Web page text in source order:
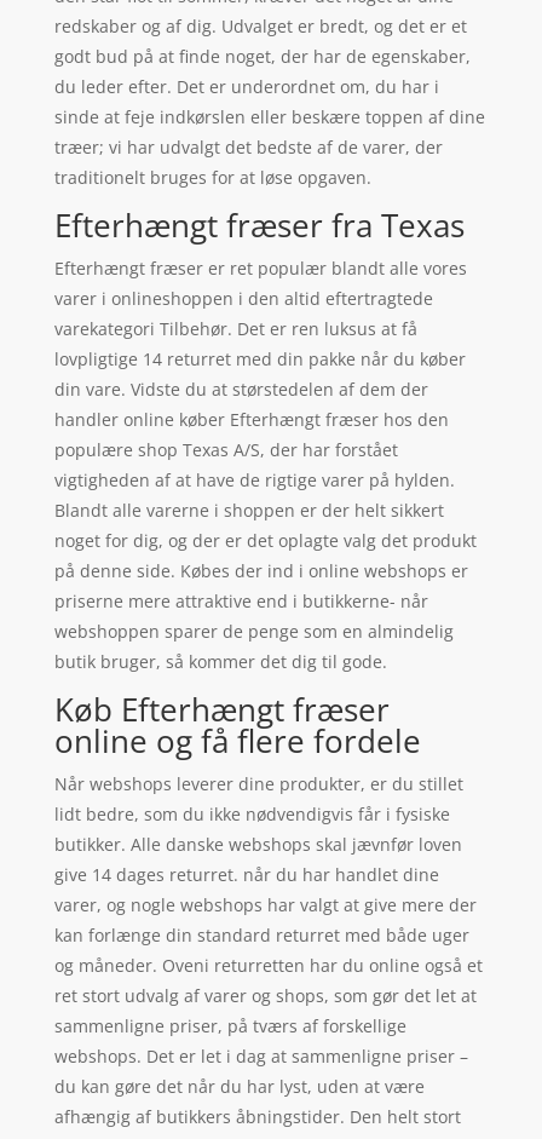
redskaber og af dig. Udvalget er bredt, og det er et
godt bud på at finde noget, der har de egenskaber,
du leder efter. Det er underordnet om, du har i
sinde at feje indkørslen eller beskære toppen af dine
træer; vi har udvalgt det bedste af de varer, der
traditionelt bruges for at løse opgaven.
Efterhængt fræser fra Texas
Efterhængt fræser er ret populær blandt alle vores
varer i onlineshoppen i den altid eftertragtede
varekategori Tilbehør. Det er ren luksus at få
lovpligtige 14 returret med din pakke når du køber
din vare. Vidste du at størstedelen af dem der
handler online køber Efterhængt fræser hos den
populære shop Texas A/S, der har forstået
vigtigheden af at have de rigtige varer på hylden.
Blandt alle varerne i shoppen er der helt sikkert
noget for dig, og der er det oplagte valg det produkt
på denne side. Købes der ind i online webshops er
priserne mere attraktive end i butikkerne- når
webshoppen sparer de penge som en almindelig
butik bruger, så kommer det dig til gode.
Køb Efterhængt fræser
online og få flere fordele
Når webshops leverer dine produkter, er du stillet
lidt bedre, som du ikke nødvendigvis får i fysiske
butikker. Alle danske webshops skal jævnfør loven
give 14 dages returret. når du har handlet dine
varer, og nogle webshops har valgt at give mere der
kan forlænge din standard returret med både uger
og måneder. Oveni returretten har du online også et
ret stort udvalg af varer og shops, som gør det let at
sammenligne priser, på tværs af forskellige
webshops. Det er let i dag at sammenligne priser –
du kan gøre det når du har lyst, uden at være
afhængig af butikkers åbningstider. Den helt stort